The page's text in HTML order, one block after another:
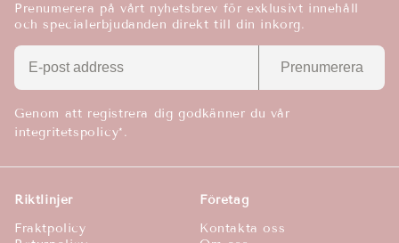
Prenumerera på vårt nyhetsbrev för exklusivt innehåll
och specialerbjudanden direkt till din inkorg.
Prenumerera
Genom att registrera dig godkänner du vår
integritetspolicy*.
Riktlinjer
Fraktpolicy
Företag
Kontakta oss